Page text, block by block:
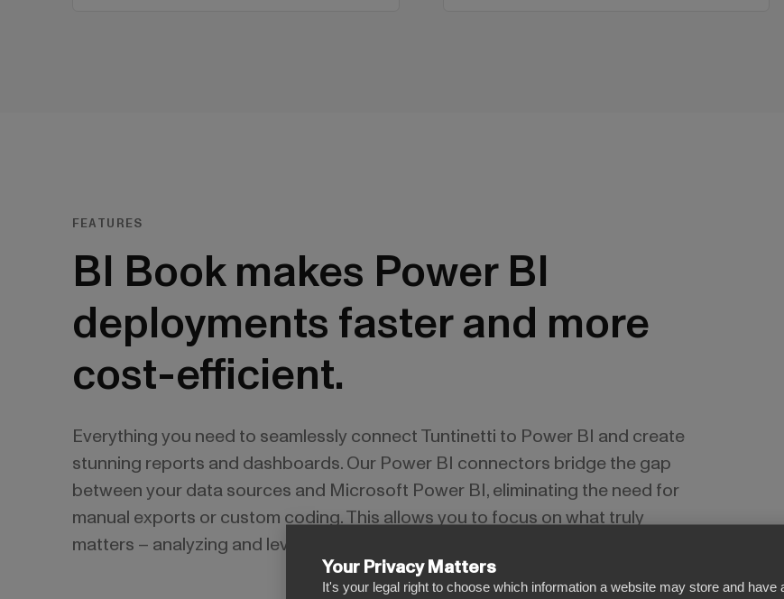
Your Privacy Matters
It's your legal right to choose which information a website may store and have
FEATURES
BI Book makes Power BI
deployments faster and more
cost-efficient.
Everything you need to seamlessly connect Tuntinetti to Power BI and create
stunning reports and dashboards. Our Power BI connectors bridge the gap
between your data sources and Microsoft Power BI, eliminating the need for
manual exports or custom coding. This allows you to focus on what truly
matters – analyzing and leveraging your data for smarter decisions.